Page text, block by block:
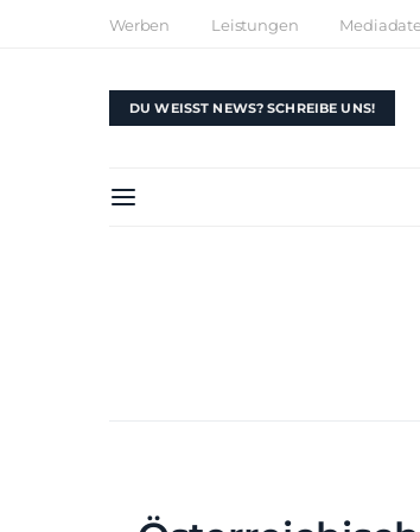
Werben Leistungen
DU WEISST NEWS? SCHREIBE UNS!